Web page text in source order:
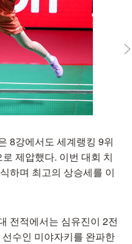
8강에서도 세계랭킹 9위
제압했다. 이번 대회 치
하며 최고의 상승세를 이
전적에서는 심유진이 2전
수인 미야자키를 완파한